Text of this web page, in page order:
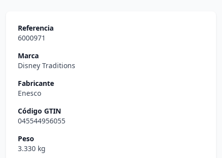
Referencia
6000971
Marca
Disney Traditions
Fabricante
Enesco
Código GTIN
045544956055
Peso
3.330 kg